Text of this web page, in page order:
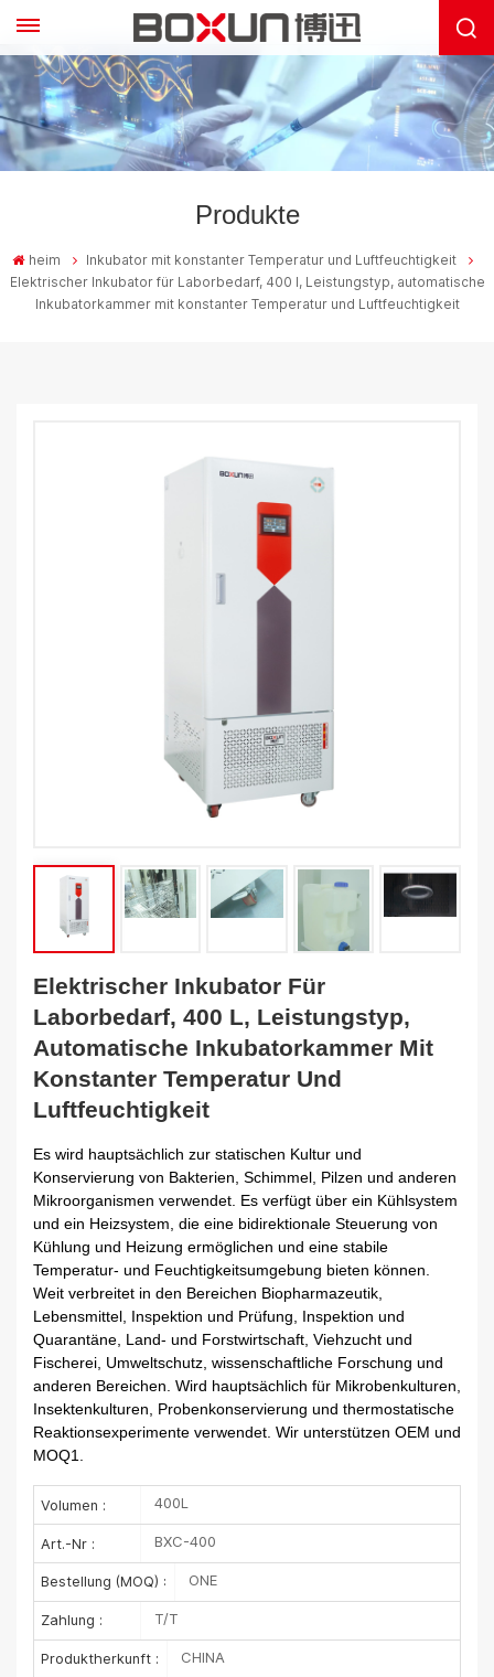
Produkte
heim
Inkubator mit konstanter Temperatur und Luftfeuchtigkeit
Elektrischer Inkubator für Laborbedarf, 400 l, Leistungstyp, automatische
Inkubatorkammer mit konstanter Temperatur und Luftfeuchtigkeit
Elektrischer Inkubator Für
Laborbedarf, 400 L, Leistungstyp,
Automatische Inkubatorkammer Mit
Konstanter Temperatur Und
Luftfeuchtigkeit
Es wird hauptsächlich zur statischen Kultur und
Konservierung von Bakterien, Schimmel, Pilzen und anderen
Mikroorganismen verwendet. Es verfügt über ein Kühlsystem
und ein Heizsystem, die eine bidirektionale Steuerung von
Kühlung und Heizung ermöglichen und eine stabile
Temperatur- und Feuchtigkeitsumgebung bieten können.
Weit verbreitet in den Bereichen Biopharmazeutik,
Lebensmittel, Inspektion und Prüfung, Inspektion und
Quarantäne, Land- und Forstwirtschaft, Viehzucht und
Fischerei, Umweltschutz, wissenschaftliche Forschung und
anderen Bereichen. Wird hauptsächlich für Mikrobenkulturen,
Insektenkulturen, Probenkonservierung und thermostatische
Reaktionsexperimente verwendet. Wir unterstützen OEM und
MOQ1.
Volumen : 400L
Art.-Nr : BXC-400
Bestellung (MOQ) : ONE
Zahlung : T/T
Produktherkunft : CHINA